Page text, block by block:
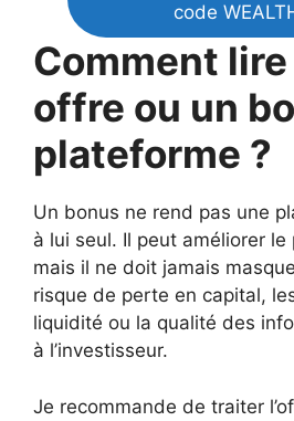
code
Comment
offre ou un
plateforme ?
Un bonus ne rend pas une
à lui seul. Il peut améliorer le
mais il ne doit jamais
risque de perte en capital,
liquidité ou la qualité des
à l’investisseur.
Je recommande de traiter